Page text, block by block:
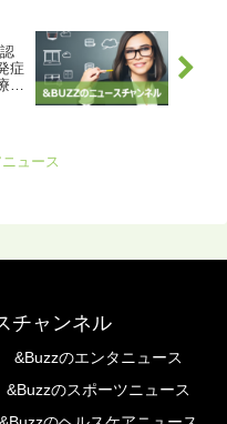
症
ニ
ュース
チャンネル
&Buzzのエンタニュース
&Buzzのスポーツニュース